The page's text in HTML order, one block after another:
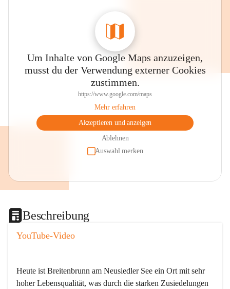
Um Inhalte von Google Maps anzuzeigen,
musst du der Verwendung externer Cookies
zustimmen.
https://www.google.com/maps
Mehr erfahren
Akzeptieren und anzeigen
Ablehnen
Auswahl merken
Beschreibung
YouTube-Video
Heute ist Breitenbrunn am Neusiedler See ein Ort mit sehr
hoher Lebensqualität, was durch die starken Zusiedelungen